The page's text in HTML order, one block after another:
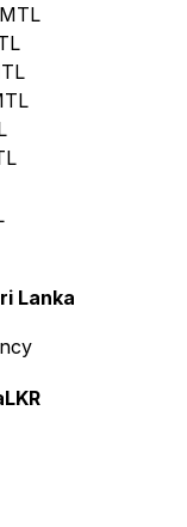
MTL
Lanka
LKR